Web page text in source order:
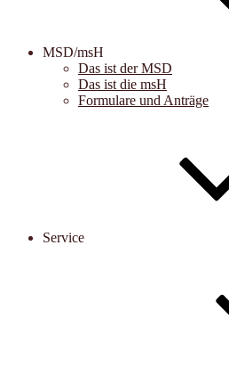
MSD/msH
Das ist der MSD
Das ist die msH
Formulare und Anträge
Service